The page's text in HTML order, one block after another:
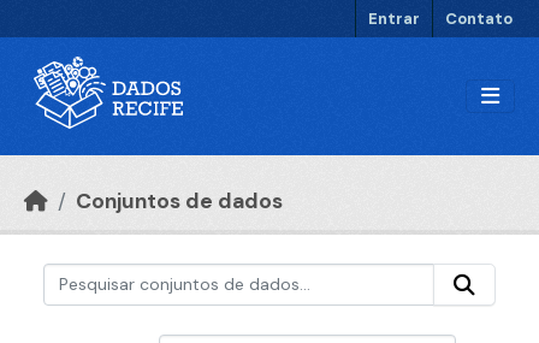
Entrar Contato
Conjuntos de dados